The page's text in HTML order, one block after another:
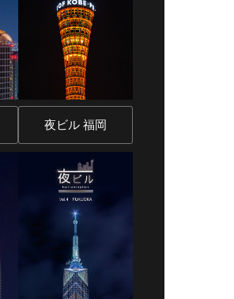
夜ビル 福岡